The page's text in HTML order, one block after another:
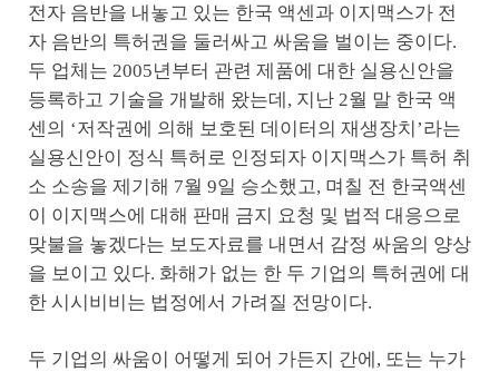
전자 음반을 내놓고 있는 한국 액센과 이지맥스가 전
자 음반의 특허권을 둘러싸고 싸움을 벌이는 중이다.
두 업체는 2005년부터 관련 제품에 대한 실용신안을
등록하고 기술을 개발해 왔는데, 지난 2월 말 한국 액
센의 ‘저작권에 의해 보호된 데이터의 재생장치’라는
실용신안이 정식 특허로 인정되자 이지맥스가 특허 취
소 소송을 제기해 7월 9일 승소했고, 며칠 전 한국액센
이 이지맥스에 대해 판매 금지 요청 및 법적 대응으로
맞불을 놓겠다는 보도자료를 내면서 감정 싸움의 양상
을 보이고 있다. 화해가 없는 한 두 기업의 특허권에 대
한 시시비비는 법정에서 가려질 전망이다.
두 기업의 싸움이 어떻게 되어 가든지 간에, 또는 누가